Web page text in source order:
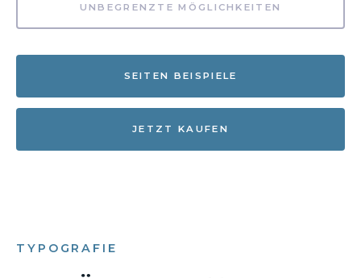
UNBEGRENZTE MÖGLICHKEITEN
SEITEN BEISPIELE
JETZT KAUFEN
TYPOGRAFIE